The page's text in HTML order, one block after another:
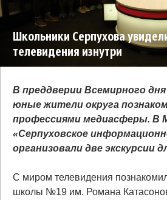
Школьники Серпухова
телевидения изнутри
В преддверии Всемирного
юные жители округа
профессиями медиасферы. В
«Серпуховское
организовали две экскурсии
С миром телевидения
школы №19 им. Романа